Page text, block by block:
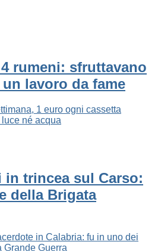
rumeni: sfruttavano
lavoro da fame
1 euro ogni cassetta
né acqua
in trincea sul Carso:
della Brigata
in Calabria: fu in uno dei
Grande Guerra